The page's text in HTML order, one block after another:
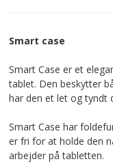
Smart case
Smart Case er et
tablet. Den beskytter
har den et let og tyndt
Smart Case har
er fri for at holde den
arbejder på tabletten.